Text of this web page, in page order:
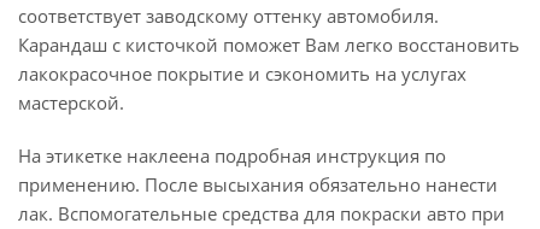
соответствует заводскому оттенку автомобиля.
Карандаш с кисточкой поможет Вам легко восстановить
лакокрасочное покрытие и сэкономить на услугах
мастерской.
На этикетке наклеена подробная инструкция по
применению. После высыхания обязательно нанести
лак. Вспомогательные средства для покраски авто при